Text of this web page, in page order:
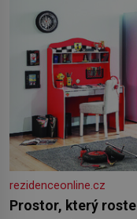
rezidenceonline.cz
Prostor, který